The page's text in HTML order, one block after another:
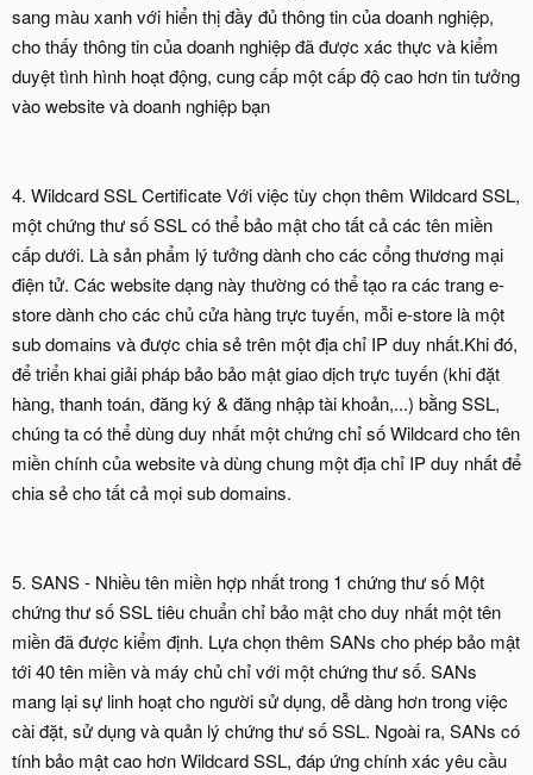
sang màu xanh với hiển thị đầy đủ thông tin của doanh nghiệp,
cho thấy thông tin của doanh nghiệp đã được xác thực và kiểm
duyệt tình hình hoạt động, cung cấp một cấp độ cao hơn tin tưởng
vào website và doanh nghiệp bạn
4. Wildcard SSL Certificate Với việc tùy chọn thêm Wildcard SSL,
một chứng thư số SSL có thể bảo mật cho tất cả các tên miền
cấp dưới. Là sản phẩm lý tưởng dành cho các cổng thương mại
điện tử. Các website dạng này thường có thể tạo ra các trang e-
store dành cho các chủ cửa hàng trực tuyến, mỗi e-store là một
sub domains và được chia sẻ trên một địa chỉ IP duy nhất.Khi đó,
để triển khai giải pháp bảo bảo mật giao dịch trực tuyến (khi đặt
hàng, thanh toán, đăng ký & đăng nhập tài khoản,...) bằng SSL,
chúng ta có thể dùng duy nhất một chứng chỉ số Wildcard cho tên
miền chính của website và dùng chung một địa chỉ IP duy nhất để
chia sẻ cho tất cả mọi sub domains.
5. SANS - Nhiều tên miền hợp nhất trong 1 chứng thư số Một
chứng thư số SSL tiêu chuẩn chỉ bảo mật cho duy nhất một tên
miền đã được kiểm định. Lựa chọn thêm SANs cho phép bảo mật
tới 40 tên miền và máy chủ chỉ với một chứng thư số. SANs
mang lại sự linh hoạt cho người sử dụng, dễ dàng hơn trong việc
cài đặt, sử dụng và quản lý chứng thư số SSL. Ngoài ra, SANs có
tính bảo mật cao hơn Wildcard SSL, đáp ứng chính xác yêu cầu